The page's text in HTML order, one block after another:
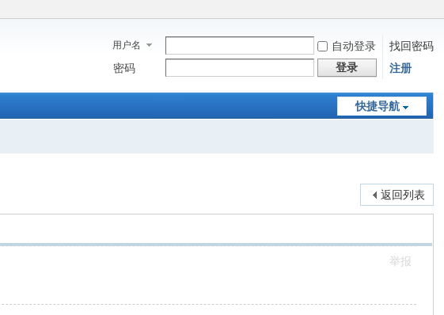
用户名 自动登录
找回密码
密码
登录 注册
快捷导航
返回列表
举报